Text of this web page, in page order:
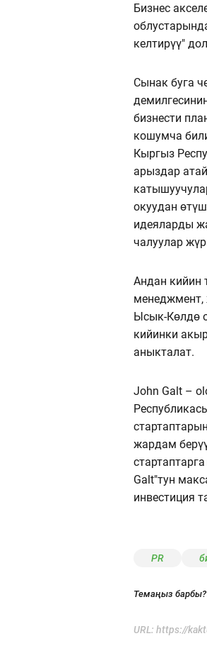
Бизнес
келтирүү"
Сынак буга
бизнести
кошумча
Кыргыз
арыздар
окуудан
идеяларды
чалуулар
Андан кийин
менеджмент,
Ысык-Көлдө
кийинки
аныкталат.
John Galt –
жардам
Galt"тун
инвестиция
PR
Темаңыз
URL: https://